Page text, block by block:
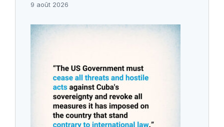
9 août 2026